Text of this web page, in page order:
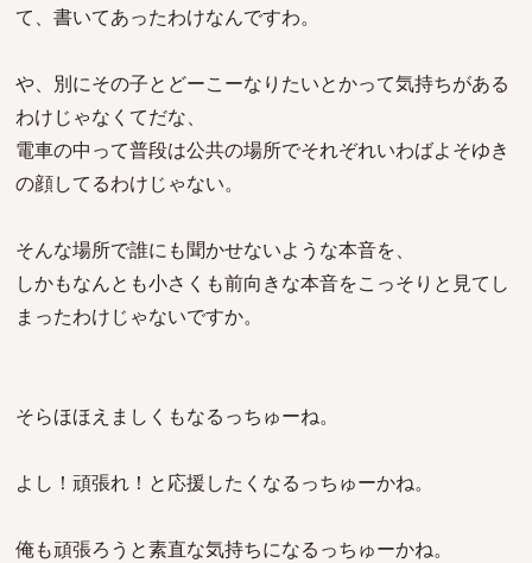
て、書いてあったわけなんですわ。
や、別にその子とどーこーなりたいとかって気持ちがある
わけじゃなくてだな、
電車の中って普段は公共の場所でそれぞれいわばよそゆき
の顔してるわけじゃない。
そんな場所で誰にも聞かせないような本音を、
しかもなんとも小さくも前向きな本音をこっそりと見てし
まったわけじゃないですか。
そらほほえましくもなるっちゅーね。
よし！頑張れ！と応援したくなるっちゅーかね。
俺も頑張ろうと素直な気持ちになるっちゅーかね。